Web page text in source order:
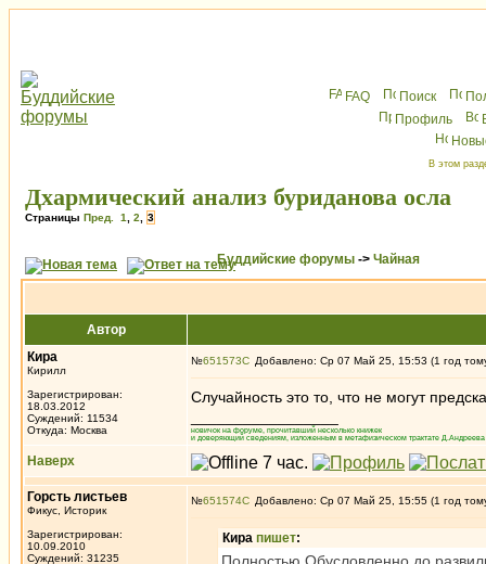
FAQ Поиск
Профиль
В этом
Дхармический анализ буриданова осла
Страницы Пред. 1 2 3
Буддийские форумы -> Чайная
Автор
Кира
Кирилл
Зарегистрирован:
18.03.2012
Суждений: 11534
Откуда: Москва
№651573 Добавлено: Ср 07 Май 25, 15:53 (1 год
Случайность это то, что не могут
новичок на форуме, прочитавший несколько книжек
и доверяющий сведениям, изложенным в метафизическом трактате
Наверх
Горсть листьев
Фикус, Историк
Зарегистрирован:
10.09.2010
Суждений: 31235
№651574 Добавлено: Ср 07 Май 25, 15:55 (1 год
Кира пишет: